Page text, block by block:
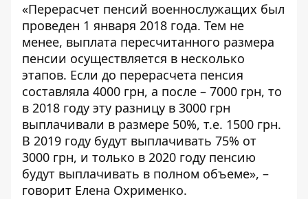
«Перерасчет пенсий военнослужащих был
проведен 1 января 2018 года. Тем не
менее, выплата пересчитанного размера
пенсии осуществляется в несколько
этапов. Если до перерасчета пенсия
составляла 4000 грн, а после – 7000 грн, то
в 2018 году эту разницу в 3000 грн
выплачивали в размере 50%, т.е. 1500 грн.
В 2019 году будут выплачивать 75% от
3000 грн, и только в 2020 году пенсию
будут выплачивать в полном объеме», –
говорит Елена Охрименко.